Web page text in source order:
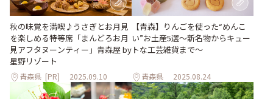
秋の味覚を満喫♪うさぎとお月見
を楽しめる特等席「まんどろお月
見アフタヌーンティー」青森屋 by
星野リゾート
青森県 [PR] 2025.09.10
【青森】りんごを使った“めんこ
い”お土産5選～新名物からキュー
トな工芸雑貨まで～
青森県 2025.08.24